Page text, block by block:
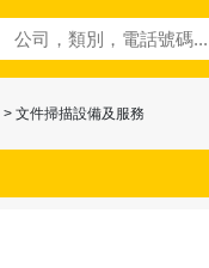
> 文件掃描設備及服務